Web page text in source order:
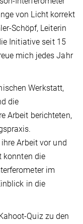
von Licht korrekt
Schöpf, Leiterin
Initiative seit 15
mich jedes Jahr
Werkstatt,
die
Arbeit berichteten,
Arbeit vor und
konnten die
im
in die
Quiz zu den